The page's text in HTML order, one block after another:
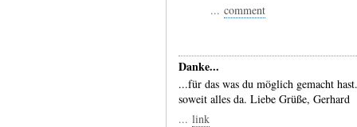
... comment
Danke...
...für das was du möglich gemacht
soweit alles da. Liebe Grüße, Gerhard
... link